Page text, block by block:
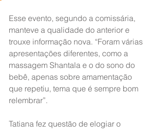
Esse evento, segundo a comissária,
manteve a qualidade do anterior e
trouxe informação nova. “Foram várias
apresentações diferentes, como a
massagem Shantala e o do sono do
bebê, apenas sobre amamentação
que repetiu, tema que é sempre bom
relembrar”.
Tatiana fez questão de elogiar o